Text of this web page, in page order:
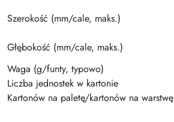
Szerokość (mm/cale, maks.)
Głębokość (mm/cale, maks.)
Waga (g/funty, typowo)
Liczba jednostek w kartonie
Kartonów na paletę/kartonów na warstwę